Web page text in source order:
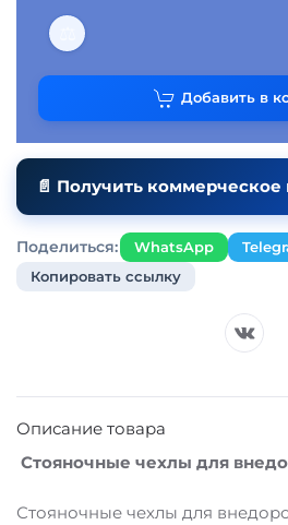
Добавить в
📄 Получить
Поделиться: WhatsApp
Копировать ссылку
Описание товара
Стояночные чехлы для
Стояночные чехлы для